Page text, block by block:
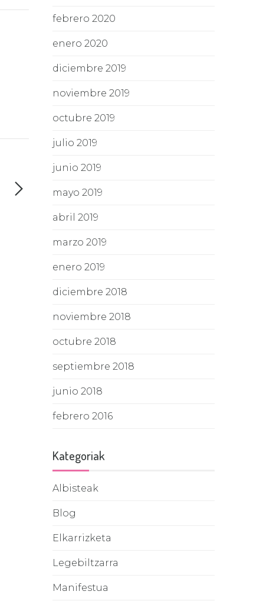
febrero 2020
enero 2020
diciembre 2019
noviembre 2019
octubre 2019
julio 2019
junio 2019
mayo 2019
abril 2019
marzo 2019
enero 2019
diciembre 2018
noviembre 2018
octubre 2018
septiembre 2018
junio 2018
febrero 2016
Kategoriak
Albisteak
Blog
Elkarrizketa
Legebiltzarra
Manifestua